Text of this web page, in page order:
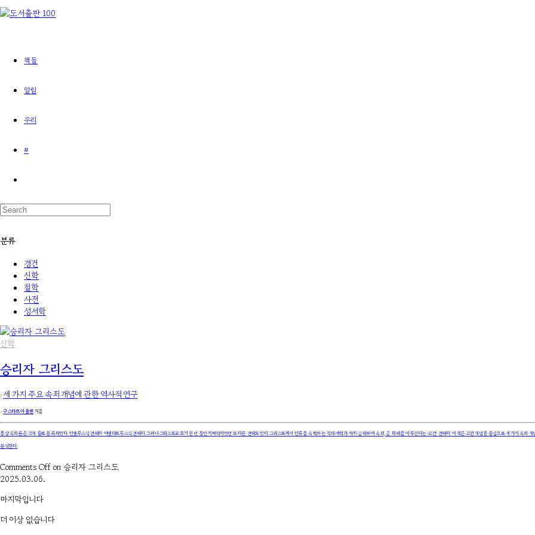
책들
알림
우리
#
분류
경건
신학
철학
사전
성서학
신학
승리자 그리스도
:세 가지 주요 속죄 개념에 관한 역사적 연구
۰구스타프 아울렌 지음
통상 속죄론은 크게 둘로 분류되었다. 안셀무스식 견해와 아벨라르두스식 견해다. 그러나 그리스도교 초기 천 년 동안 지배적이었던 또 다른 견해도 있다. 그리스도께서 인류를 속박하는 적대 세력과 싸워 승리하여 속죄, 곧 화해를 이루신다는 ‘고전’ 견해다. 이 책은 고전 개념을 중심으로 세 가지 속죄
분석한다.
Comments Off on 승리자 그리스도
2025.03.06.
마지막입니다
더 이상 없습니다